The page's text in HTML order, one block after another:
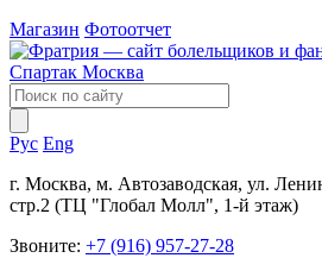
Магазин Фотоотчет
Рус Eng
г. Москва, м. Автозаводская, ул.
стр.2 (ТЦ "Глобал Молл", 1-й этаж)
Звоните: +7 (916) 957-27-28